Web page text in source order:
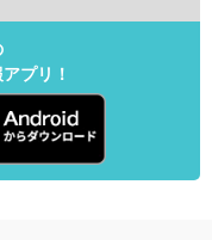
プリ！